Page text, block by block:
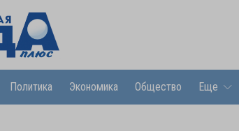
Политика Экономика Общество Еще